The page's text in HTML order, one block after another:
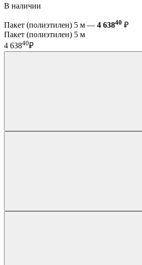
В наличии
Пакет (полиэтилен) 5 м — 4 63840 ₽
Пакет (полиэтилен) 5 м
4 63840₽